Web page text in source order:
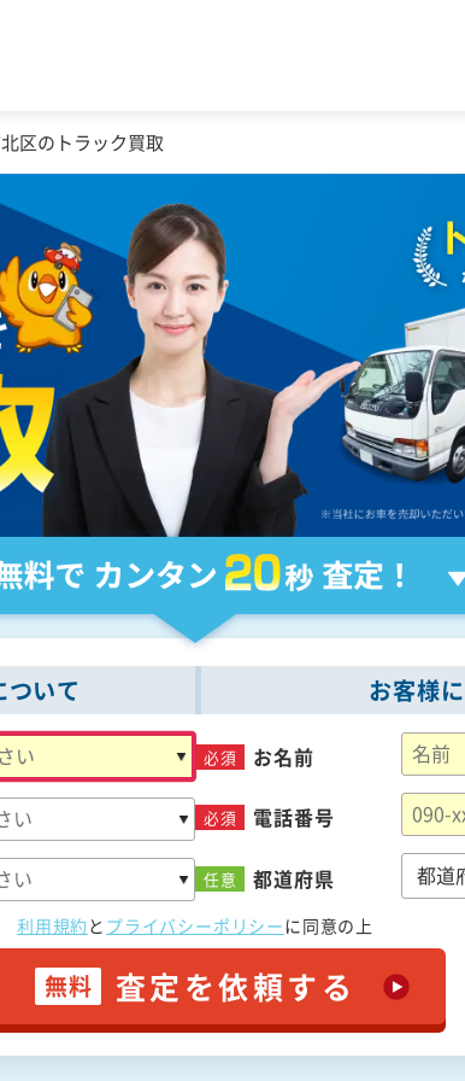
区のトラック買取
いて お客様
必須 お名前
必須 電話番号
任意 都道府県
利用規約 と プライバシーポリシーに同意の上
無料 査定を依頼する